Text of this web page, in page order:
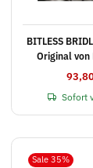
BITLESS
Original von
Sofort
Sale 35%